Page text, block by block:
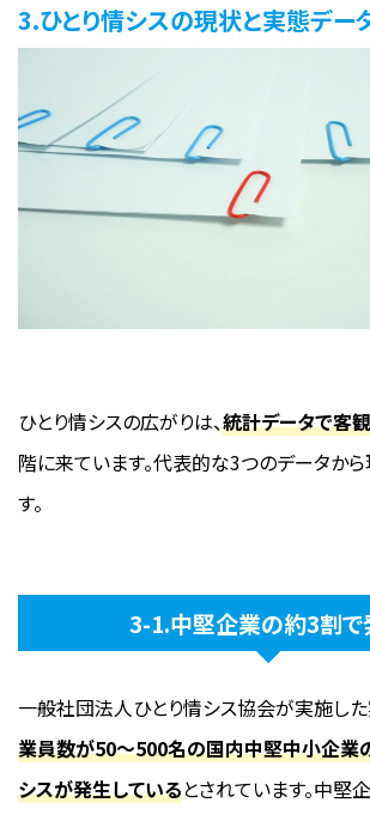
3.ひとり情シスの現状と実態デー
ひとり情シスの広がりは、統計データで客
階に来ています。代表的な3つのデータか
す。
3-1.中堅企業の約3割で
一般社団法人ひとり情シス協会が実施した
業員数が50〜500名の国内中堅中小企業
シスが発生しているとされています。中堅